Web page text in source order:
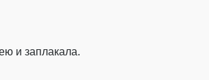
и заплакала.